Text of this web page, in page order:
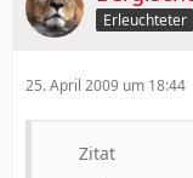
Erleuchteter
25. April 2009 um 18:44
Zitat